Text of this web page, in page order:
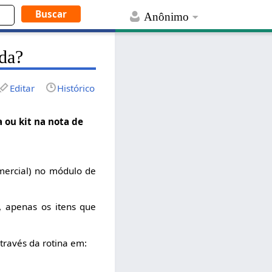
Anônimo
Editar Histórico
ou kit na nota de
no módulo de
os itens que
da rotina em: